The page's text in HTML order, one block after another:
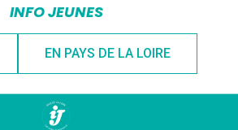
INFO JEUNES
EN PAYS DE LA LOIRE